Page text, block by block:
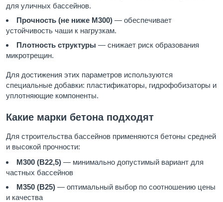
для уличных бассейнов.
Прочность (не ниже М300) — обеспечивает
устойчивость чаши к нагрузкам.
Плотность структуры — снижает риск образования
микротрещин.
Для достижения этих параметров используются
специальные добавки: пластификаторы, гидрофобизаторы и
уплотняющие компоненты.
Какие марки бетона подходят
Для строительства бассейнов применяются бетоны средней
и высокой прочности:
М300 (B22,5) — минимально допустимый вариант для
частных бассейнов
М350 (B25) — оптимальный выбор по соотношению цены
и качества